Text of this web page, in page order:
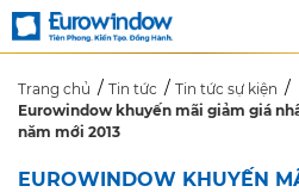
Trang chủ Tin tức
Tin tức sự kiện
Eurowindow khuyến mãi giảm giá
năm mới 2013
EUROWINDOW KHUYẾN